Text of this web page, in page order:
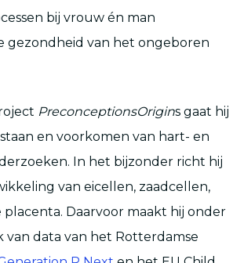
bij vrouw én man
gezondheid van het ongeboren
PreconceptionsOrigins gaat hij
en voorkomen van hart- en
In het bijzonder richt hij
van eicellen, zaadcellen,
placenta. Daarvoor maakt hij onder
van data van het Rotterdamse